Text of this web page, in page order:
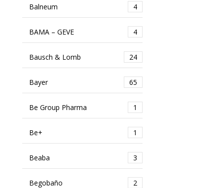
Balneum 4
BAMA – GEVE 4
Bausch & Lomb 24
Bayer 65
Be Group Pharma 1
Be+ 1
Beaba 3
Begobaño 2